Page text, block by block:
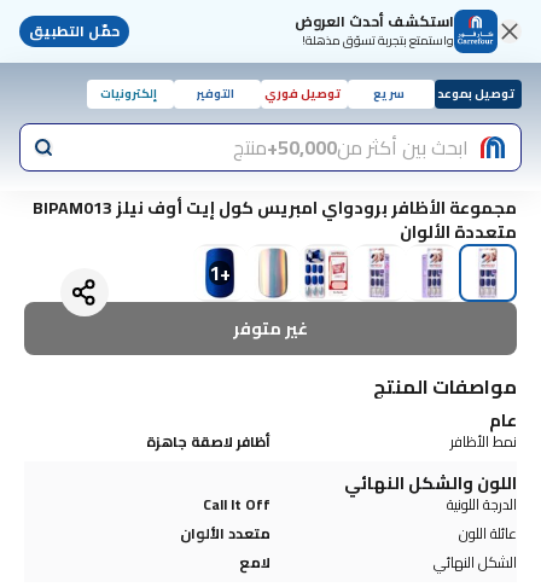
استكشف أحدث العروض
واستمتع بتجربة تسوّق مذهلة! حمّل التطبيق
توصيل بموعد سريع توصيل فوري التوفير إلكترونيات
ابحث بين أكثر من50,000+ منتج
مجموعة الأظافر برودواي امبريس كول إيت أوف نيلز BIPAM013
متعددة الألوان
+
1
غير متوفر
مواصفات المنتج
عام
نمط الأظافر أظافر لاصقة جاهزة
اللون والشكل النهائي
الدرجة اللونية
Call It Off
عائلة اللون
متعدد الألوان
الشكل النهائي
لامع